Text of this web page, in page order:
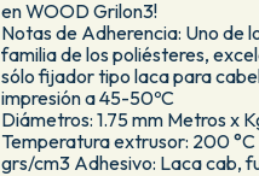
en WOOD Grilon3!
Notas de Adherencia: Uno de
familia de los poliésteres,
sólo fijador tipo laca para
impresión a 45-50ºC
Diámetros: 1.75 mm Metros x
Temperatura extrusor: 200
grs/cm3 Adhesivo: Laca cab,